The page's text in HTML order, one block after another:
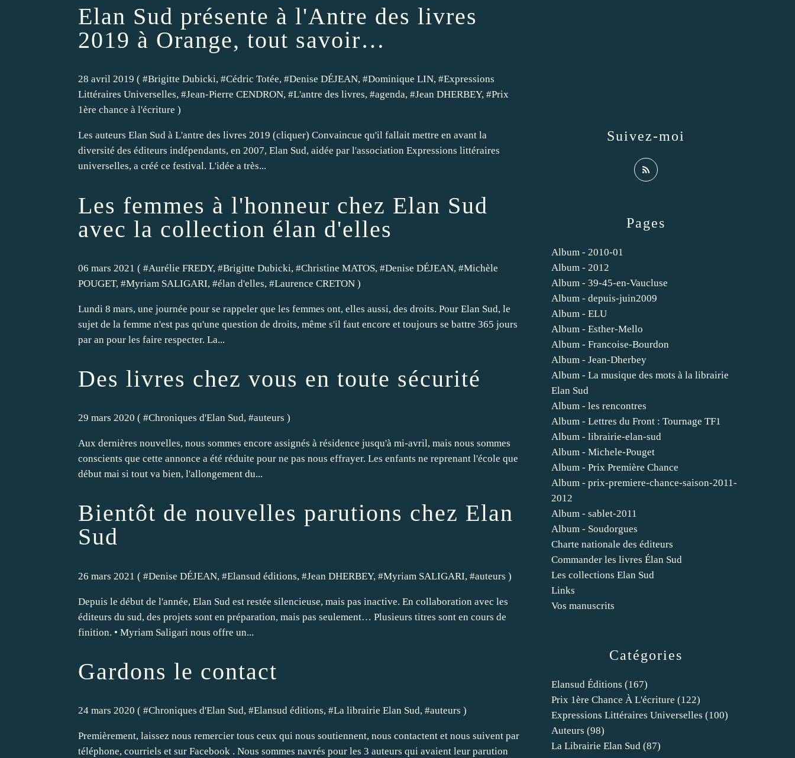
Elan Sud présente à l'Antre des livres
2019 à Orange, tout savoir…
28 avril 2019 ( #Brigitte Dubicki, #Cédric Totée, #Denise DÉJEAN, #Dominique LIN, #Expressions
Littéraires Universelles, #Jean-Pierre CENDRON, #L'antre des livres, #agenda, #Jean DHERBEY, #Prix
1ère chance à l'écriture )
Les auteurs Elan Sud à L'antre des livres 2019 (cliquer) Convaincue qu'il fallait mettre en avant la
diversité des éditeurs indépendants, en 2007, Elan Sud, aidée par l'association Expressions littéraires
universelles, a créé ce festival. L'idée a très...
Les femmes à l'honneur chez Elan Sud
avec la collection élan d'elles
06 mars 2021 ( #Aurélie FREDY, #Brigitte Dubicki, #Christine MATOS, #Denise DÉJEAN, #Michèle
POUGET, #Myriam SALIGARI, #élan d'elles, #Laurence CRETON )
Lundi 8 mars, une journée pour se rappeler que les femmes ont, elles aussi, des droits. Pour Elan Sud, le
sujet de la femme n'est pas qu'une question de droits, même s'il faut encore et toujours se battre 365 jours
par an pour les faire respecter. La...
Des livres chez vous en toute sécurité
29 mars 2020 ( #Chroniques d'Elan Sud, #auteurs )
Aux dernières nouvelles, nous sommes encore assignés à résidence jusqu'à mi-avril, mais nous sommes
conscients que cette annonce a été réduite pour ne pas nous effrayer. Les enfants ne reprenant l'école que
début mai si tout va bien, l'allongement du...
Bientôt de nouvelles parutions chez Elan
Sud
26 mars 2021 ( #Denise DÉJEAN, #Elansud éditions, #Jean DHERBEY, #Myriam SALIGARI, #auteurs )
Depuis le début de l'année, Elan Sud est restée silencieuse, mais pas inactive. En collaboration avec les
éditeurs du sud, des projets sont en préparation, mais pas seulement… Plusieurs titres sont en cours de
finition. • Myriam Saligari nous offre un...
Gardons le contact
24 mars 2020 ( #Chroniques d'Elan Sud, #Elansud éditions, #La librairie Elan Sud, #auteurs )
Premièrement, laissez nous remercier tous ceux qui nous soutiennent, nous contactent et nous suivent par
téléphone, courriels et sur Facebook . Nous sommes navrés pour les 3 auteurs qui avaient leur parution
Catégories
Elansud Éditions (167)
Prix 1ère Chance À L'écriture (122)
Expressions Littéraires Universelles (100)
Auteurs (98)
La Librairie Elan Sud (87)
Pages
Album - 2010-01
Album - 2012
Album - 39-45-en-Vaucluse
Album - depuis-juin2009
Album - ELU
Album - Esther-Mello
Album - Francoise-Bourdon
Album - Jean-Dherbey
Album - La musique des mots à la librairie
Elan Sud
Album - les rencontres
Album - Lettres du Front : Tournage TF1
Album - librairie-elan-sud
Album - Michele-Pouget
Album - Prix Première Chance
Album - prix-premiere-chance-saison-2011-
2012
Album - sablet-2011
Album - Soudorgues
Charte nationale des éditeurs
Commander les livres Élan Sud
Les collections Elan Sud
Links
Vos manuscrits
Suivez-moi